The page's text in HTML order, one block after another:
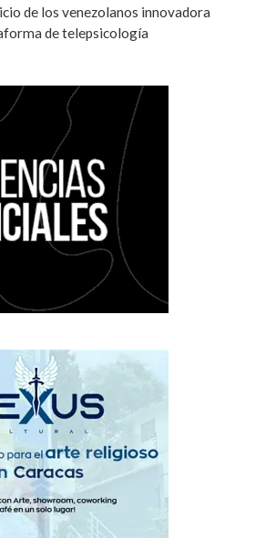
de los venezolanos innovadora
de telepsicología